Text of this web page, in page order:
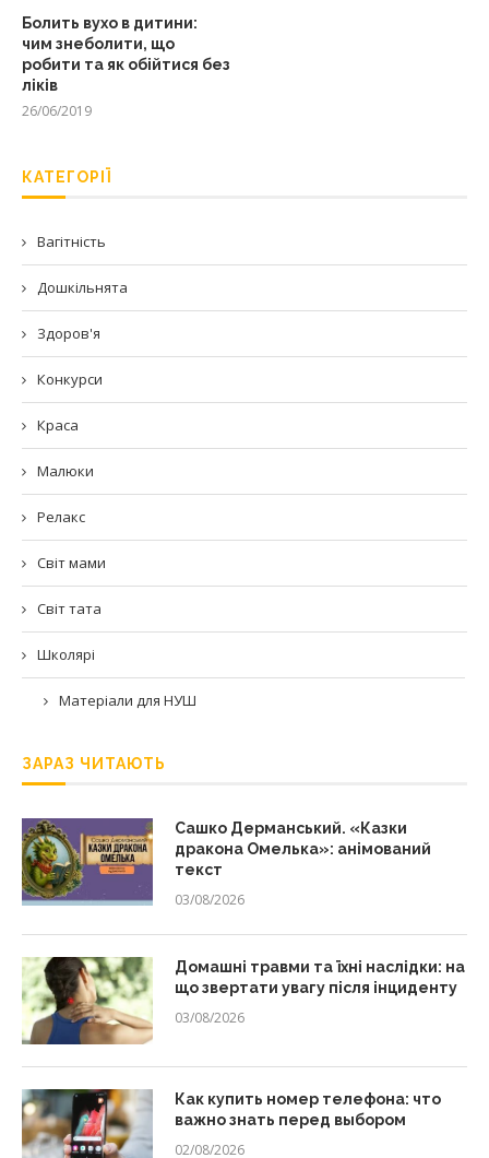
Болить вухо в дитини:
чим знеболити, що
робити та як обійтися без
ліків
26/06/2019
КАТЕГОРІЇ
Вагітність
Дошкільнята
Здоров'я
Конкурси
Краса
Малюки
Релакс
Світ мами
Світ тата
Школярі
Матеріали для НУШ
ЗАРАЗ ЧИТАЮТЬ
Сашко Дерманський. «Казки
дракона Омелька»: анімований
текст
03/08/2026
Домашні травми та їхні наслідки: на
що звертати увагу після інциденту
03/08/2026
Как купить номер телефона: что
важно знать перед выбором
02/08/2026